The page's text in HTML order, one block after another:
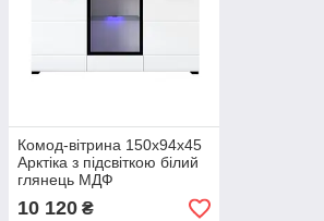
Комод-вітрина 150х94х45
Арктіка з підсвіткою білий
глянець МДФ
KOM1W2D2S БРВ
10 120 ₴